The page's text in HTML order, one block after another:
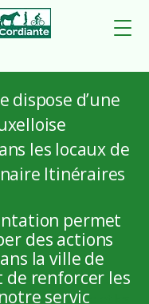
dispose d’une
les locaux de
Itinéraires
permet
des actions
la ville de
de renforcer les
servic